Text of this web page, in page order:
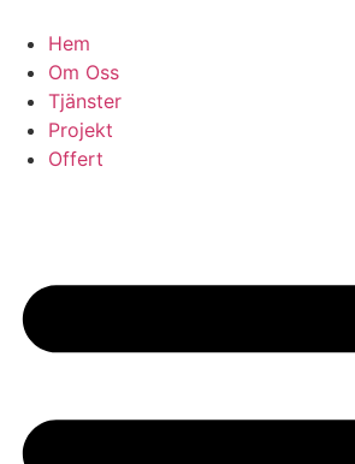
content
Hem
Om Oss
Tjänster
Projekt
Offert